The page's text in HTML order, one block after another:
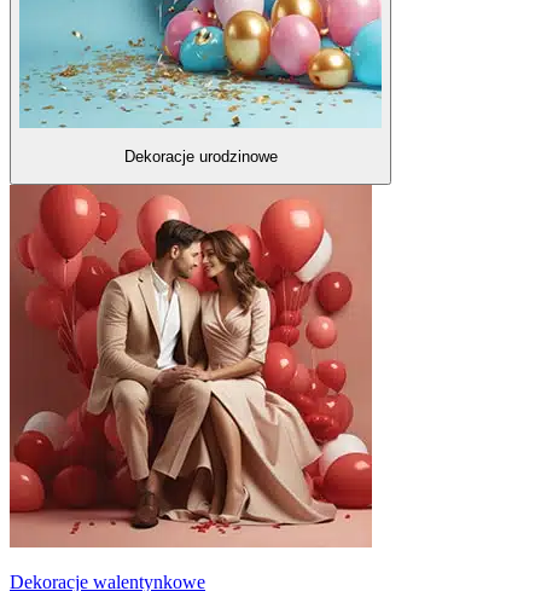
Dekoracje urodzinowe
Dekoracje walentynkowe